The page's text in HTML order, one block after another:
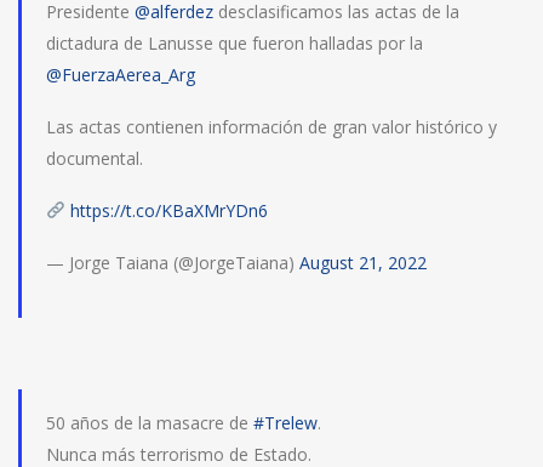
Presidente @alferdez desclasificamos las actas de la
dictadura de Lanusse que fueron halladas por la
@FuerzaAerea_Arg
Las actas contienen información de gran valor histórico y
documental.
https://t.co/KBaXMrYDn6
— Jorge Taiana (@JorgeTaiana) August 21, 2022
50 años de la masacre de #Trelew.
Nunca más terrorismo de Estado.